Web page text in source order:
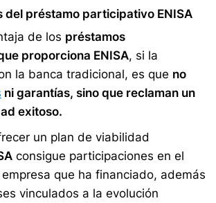
del préstamo participativo ENISA
de los préstamos
proporciona ENISA, si la
la banca tradicional, es que no
ni garantías, sino que reclaman un
exitoso.
un plan de viabilidad
consigue participaciones en el
que ha financiado, además
vinculados a la evolución